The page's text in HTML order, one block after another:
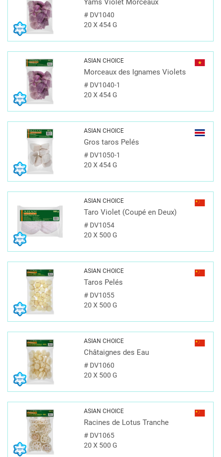
Yams Violet Morceaux
#DV1040
20 X 454 G
ASIAN CHOICE
Morceaux des Ignames Violets
#DV1040-1
20 X 454 G
ASIAN CHOICE
Gros taros Pelés
#DV1050-1
20 X 454 G
ASIAN CHOICE
Taro Violet (Coupé en Deux)
#DV1054
20 X 500 G
ASIAN CHOICE
Taros Pelés
#DV1055
20 X 500 G
ASIAN CHOICE
Châtaignes des Eau
#DV1060
20 X 500 G
ASIAN CHOICE
Racines de Lotus Tranche
#DV1065
20 X 500 G